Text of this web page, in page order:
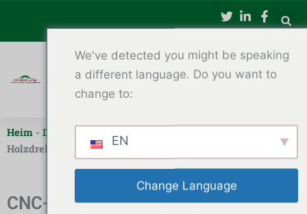
springen
Heim - Doppelachsige CNC-Holzdrehmaschine
Holzdrehmaschine zum Nutenfräsen für Holzarbeiten
CNC-Holzdrehmaschine zum
We've detected you might be speaking
a different language. Do you want to
change to:
EN
Change Language